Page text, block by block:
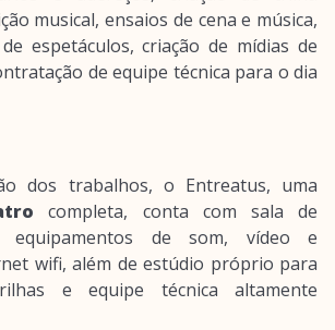
musical, ensaios de cena e música,
espetáculos, criação de mídias de
de equipe técnica para o dia
dos trabalhos, o Entreatus, uma
completa, conta com sala de
equipamentos de som, vídeo e
wifi, além de estúdio próprio para
e equipe técnica altamente